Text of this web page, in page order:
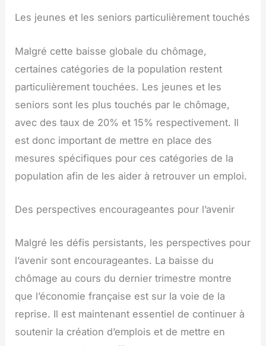
Les jeunes et les seniors particulièrement touchés
Malgré cette baisse globale du chômage,
certaines catégories de la population restent
particulièrement touchées. Les jeunes et les
seniors sont les plus touchés par le chômage,
avec des taux de 20% et 15% respectivement. Il
est donc important de mettre en place des
mesures spécifiques pour ces catégories de la
population afin de les aider à retrouver un emploi.
Des perspectives encourageantes pour l’avenir
Malgré les défis persistants, les perspectives pour
l’avenir sont encourageantes. La baisse du
chômage au cours du dernier trimestre montre
que l’économie française est sur la voie de la
reprise. Il est maintenant essentiel de continuer à
soutenir la création d’emplois et de mettre en